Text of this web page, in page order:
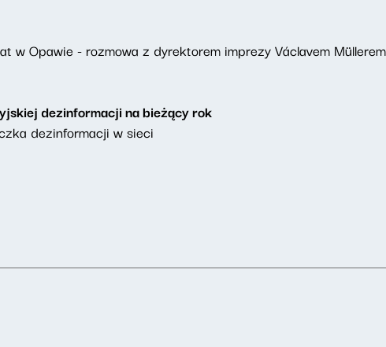
w Opawie - rozmowa z dyrektorem imprezy Václavem Müllerem
dezinformacji na bieżący rok
dezinformacji w sieci